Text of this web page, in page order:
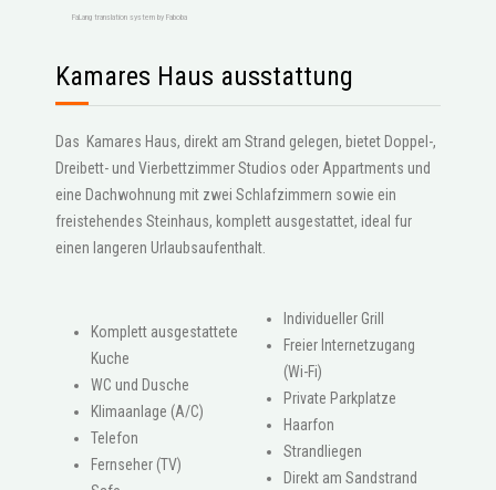
FaLang translation system by Faboba
Kamares Haus ausstattung
Das Kamares Haus, direkt am Strand gelegen, bietet Doppel-,
Dreibett- und Vierbettzimmer Studios oder Appartments und
eine Dachwohnung mit zwei Schlafzimmern sowie ein
freistehendes Steinhaus, komplett ausgestattet, ideal fur
einen langeren Urlaubsaufenthalt.
Komplett ausgestattete
Kuche
WC und Dusche
Klimaanlage (A/C)
Telefon
Fernseher (TV)
Individueller Grill
Freier Internetzugang
(Wi-Fi)
Private Parkplatze
Haarfon
Strandliegen
Direkt am Sandstrand